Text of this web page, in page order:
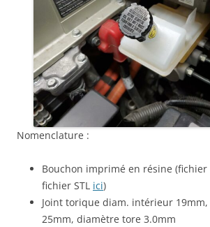
Nomenclature :
Bouchon imprimé en résine (fichier
fichier STL ici)
Joint torique diam. intérieur
25mm, diamètre tore 3.0mm